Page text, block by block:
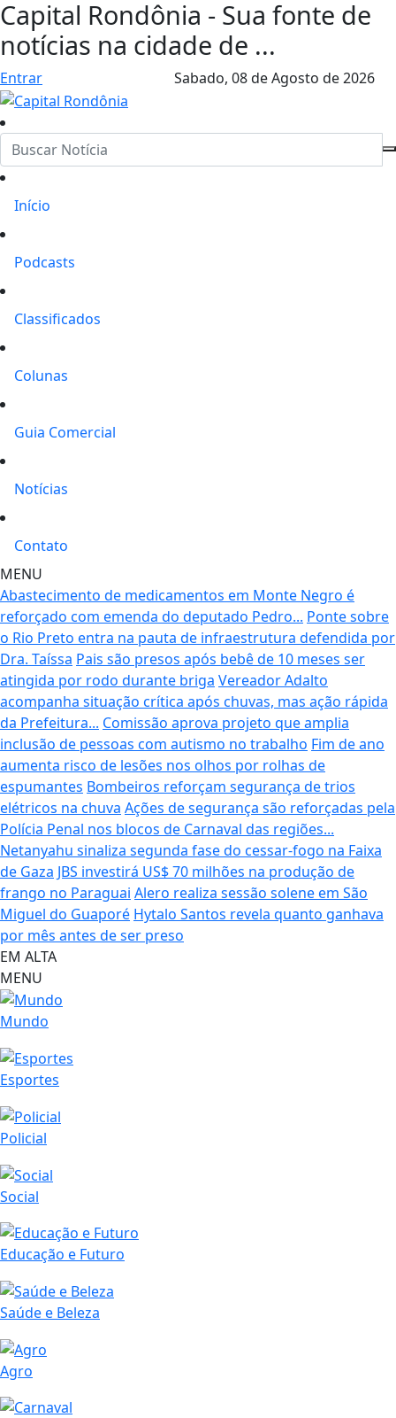
Capital Rondônia - Sua fonte de
notícias na cidade de ...
Entrar Sabado, 08 de Agosto de 2026
Início
Podcasts
Classificados
Colunas
Guia Comercial
Notícias
Contato
MENU
Abastecimento de medicamentos em Monte Negro é
reforçado com emenda do deputado Pedro... Ponte sobre
o Rio Preto entra na pauta de infraestrutura defendida por
Dra. Taíssa Pais são presos após bebê de 10 meses ser
atingida por rodo durante briga Vereador Adalto
acompanha situação crítica após chuvas, mas ação rápida
da Prefeitura... Comissão aprova projeto que amplia
inclusão de pessoas com autismo no trabalho Fim de ano
aumenta risco de lesões nos olhos por rolhas de
espumantes Bombeiros reforçam segurança de trios
elétricos na chuva Ações de segurança são reforçadas pela
Polícia Penal nos blocos de Carnaval das regiões...
Netanyahu sinaliza segunda fase do cessar-fogo na Faixa
de Gaza JBS investirá US$ 70 milhões na produção de
frango no Paraguai Alero realiza sessão solene em São
Miguel do Guaporé Hytalo Santos revela quanto ganhava
por mês antes de ser preso
EM ALTA
MENU
Mundo
Esportes
Policial
Social
Educação e Futuro
Saúde e Beleza
Agro